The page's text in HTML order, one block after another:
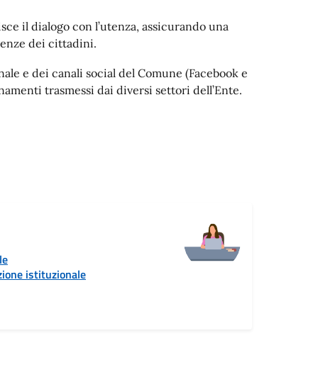
il dialogo con l’utenza, assicurando una
dei cittadini.
e dei canali social del Comune (Facebook e
trasmessi dai diversi settori dell’Ente.
istituzionale